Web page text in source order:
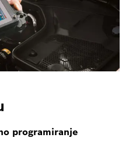
programiranje